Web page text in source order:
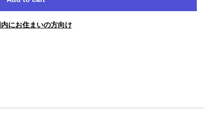
内にお住まいの方向け